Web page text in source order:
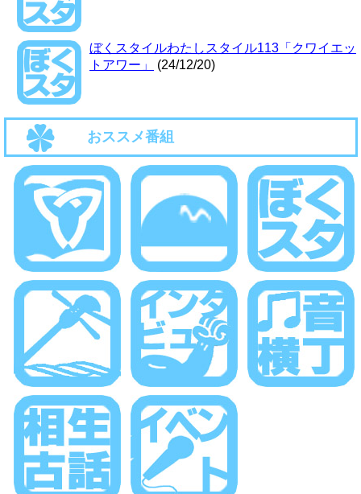
ぼくスタイルわたしスタイル113「クワイエッ
トアワー」
(24/12/20)
おススメ番組